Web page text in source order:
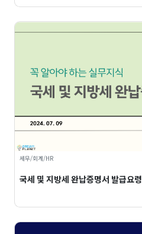
세무/회계/HR
국세 및 지방세 완납증명서 발급요령